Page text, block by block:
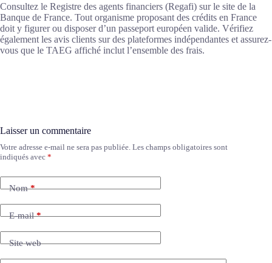
Consultez le Registre des agents financiers (Regafi) sur le site de la
Banque de France. Tout organisme proposant des crédits en France
doit y figurer ou disposer d’un passeport européen valide. Vérifiez
également les avis clients sur des plateformes indépendantes et assurez-
vous que le TAEG affiché inclut l’ensemble des frais.
Laisser un commentaire
Votre adresse e-mail ne sera pas publiée. Les champs obligatoires sont
indiqués avec *
Nom*
E-mail*
Site web
A
l
e
r
n
i
v
e